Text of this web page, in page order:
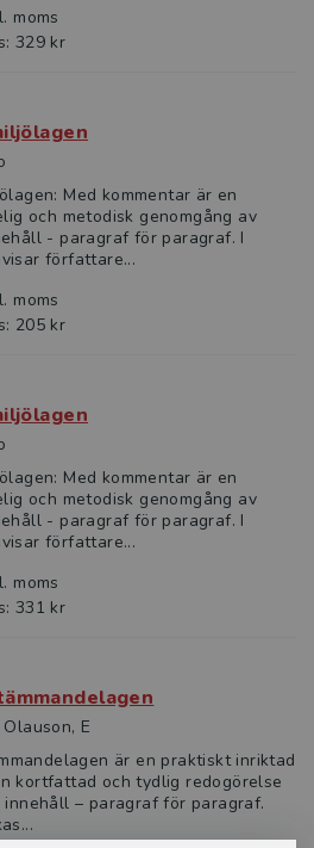
moms
329 kr
Med kommentar är en
och metodisk genomgång av
- paragraf för paragraf. I
författare...
moms
205 kr
Med kommentar är en
och metodisk genomgång av
- paragraf för paragraf. I
författare...
moms
331 kr
E
är en praktiskt inriktad
kortfattad och tydlig redogörelse
– paragraf för paragraf.